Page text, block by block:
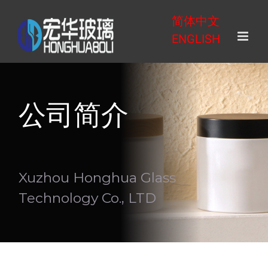
content
简体中文
ENGLISH
公司简介
Xuzhou Honghua Glass
Technology Co., LTD